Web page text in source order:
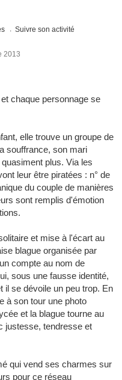
Suivre son activité
2013
chaque personnage se
elle trouve un groupe de
souffrance, son mari
plus. Via les
leur être piratées : n° de
du couple de manières
sont remplis d'émotion
et mise à l'écart au
blague organisée par
compte au nom de
sous une fausse identité,
il se dévoile un peu trop. En
à son tour une photo
et la blague tourne au
justesse, tendresse et
qui vend ses charmes sur
pour ce réseau